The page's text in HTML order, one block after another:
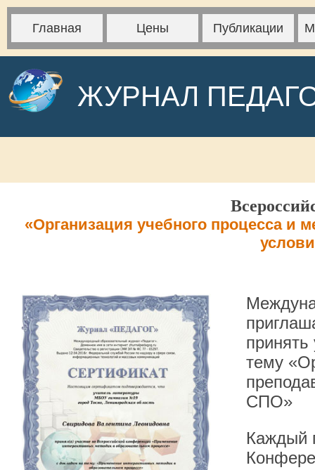
Главная Цены Публикации
ЖУРНАЛ
«Организация учебного процесса и
тему
СПО»
Каждый